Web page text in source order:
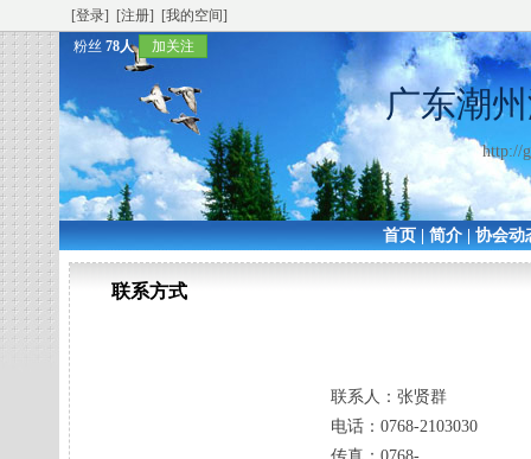
[登录] [注册]
[我的空间]
粉丝 78人 加关注
广东潮
http://
首页|简介|协会动
联系方式
联系人： 张贤群
电话： 0768-2103030